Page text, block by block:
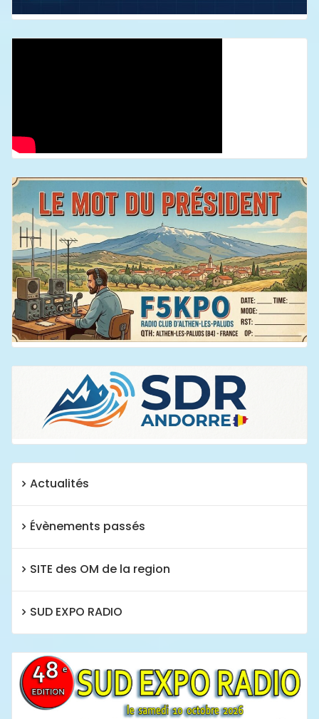
Actualités
Évènements passés
SITE des OM de la region
SUD EXPO RADIO